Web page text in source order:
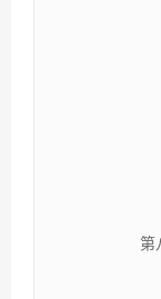
第